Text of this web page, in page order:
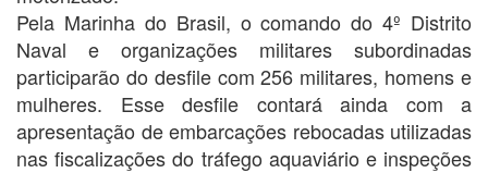
Pela Marinha do Brasil, o comando do 4º Distrito
Naval e organizações militares subordinadas
participarão do desfile com 256 militares, homens e
mulheres. Esse desfile contará ainda com a
apresentação de embarcações rebocadas utilizadas
nas fiscalizações do tráfego aquaviário e inspeções